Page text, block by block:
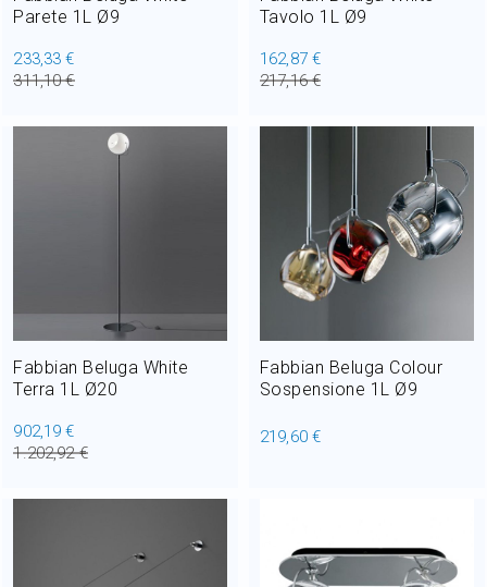
Parete 1L Ø9
233,33 €
311,10 €
Tavolo 1L Ø9
162,87 €
217,16 €
Fabbian Beluga White
Terra 1L Ø20
902,19 €
1.202,92 €
Fabbian Beluga Colour
Sospensione 1L Ø9
219,60 €